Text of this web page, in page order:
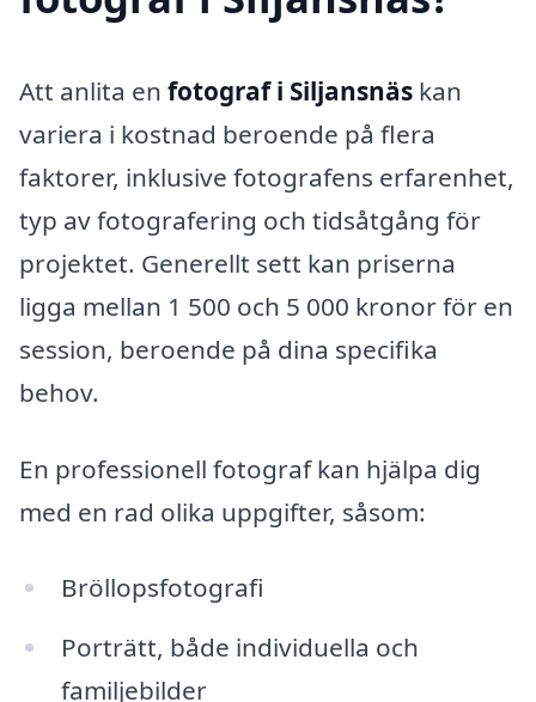
Att anlita en fotograf i Siljansnäs kan
variera i kostnad beroende på flera
faktorer, inklusive fotografens erfarenhet,
typ av fotografering och tidsåtgång för
projektet. Generellt sett kan priserna
ligga mellan 1 500 och 5 000 kronor för en
session, beroende på dina specifika
behov.
En professionell fotograf kan hjälpa dig
med en rad olika uppgifter, såsom:
Bröllopsfotografi
Porträtt, både individuella och
familjebilder